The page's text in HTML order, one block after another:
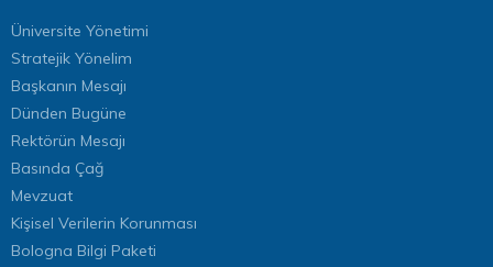
Üniversite Yönetimi
Stratejik Yönelim
Başkanın Mesajı
Dünden Bugüne
Rektörün Mesajı
Basında Çağ
Mevzuat
Kişisel Verilerin Korunması
Bologna Bilgi Paketi